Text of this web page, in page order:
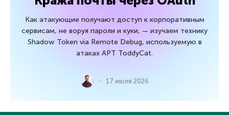
Как атакующие получают доступ к корпоративным
сервисам, не воруя пароли и куки, — изучаем технику
Shadow Token via Remote Debug, используемую в
атаках APT ToddyCat.
17 июля 2026